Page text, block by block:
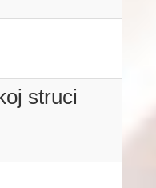
struci